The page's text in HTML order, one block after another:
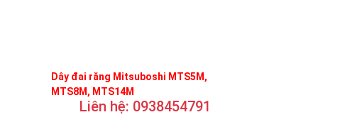
Dây đai răng Mitsuboshi MTS5M,
MTS8M, MTS14M
Liên hệ: 0938454791